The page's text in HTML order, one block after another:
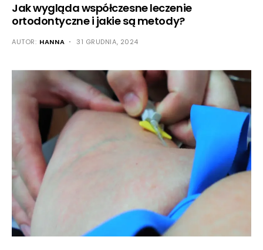
Jak wygląda współczesne leczenie
ortodontyczne i jakie są metody?
AUTOR: HANNA 31 GRUDNIA, 2024